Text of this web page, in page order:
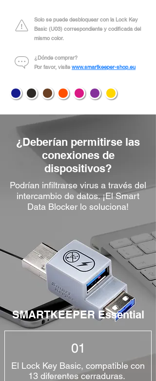
Solo se puede desbloquear con la Lock Key
Basic (U03) correspondiente y codificada del
mismo color.
¿Dónde comprar?
Por favor, visite www.smartkeeper-shop.eu
¿Deberían permitirse las
conexiones de
dispositivos?
Podrían infiltrarse virus a través del
intercambio de datos. ¡El Smart
Data Blocker lo soluciona!
SMARTKEEPER Essential
01
El Lock Key Basic, compatible con
13 diferentes cerraduras.